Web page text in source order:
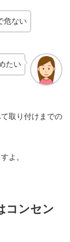
危ない
たい
取り付けまでの
よ。
コンセン